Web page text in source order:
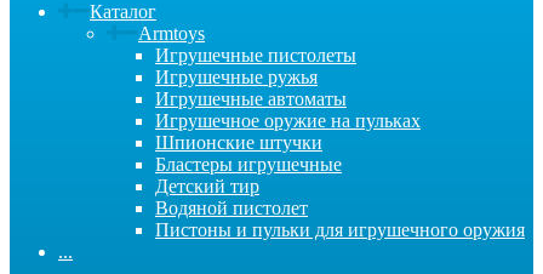
Каталог
Armtoys
Игрушечные пистолеты
Игрушечные ружья
Игрушечные автоматы
Игрушечное оружие на пульках
Шпионские штучки
Бластеры игрушечные
Детский тир
Водяной пистолет
Пистоны и пульки для игрушечного оружия
...